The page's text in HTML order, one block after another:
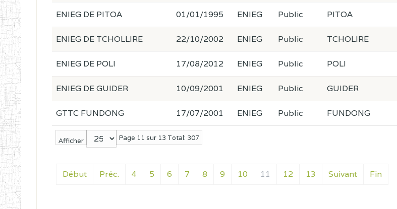
Afficher Page 11 sur 13 Total: 307
Début Préc. 4 5 6 7 8 9 10 11 12 13 Suivant Fin
ENIEG DE PITOA 01/01/1995 ENIEG Public PITOA
ENIEG DE TCHOLLIRE 22/10/2002 ENIEG Public TCHOLIRE
ENIEG DE POLI 17/08/2012 ENIEG Public POLI
ENIEG DE GUIDER 10/09/2001 ENIEG Public GUIDER
GTTC FUNDONG 17/07/2001 ENIEG Public FUNDONG